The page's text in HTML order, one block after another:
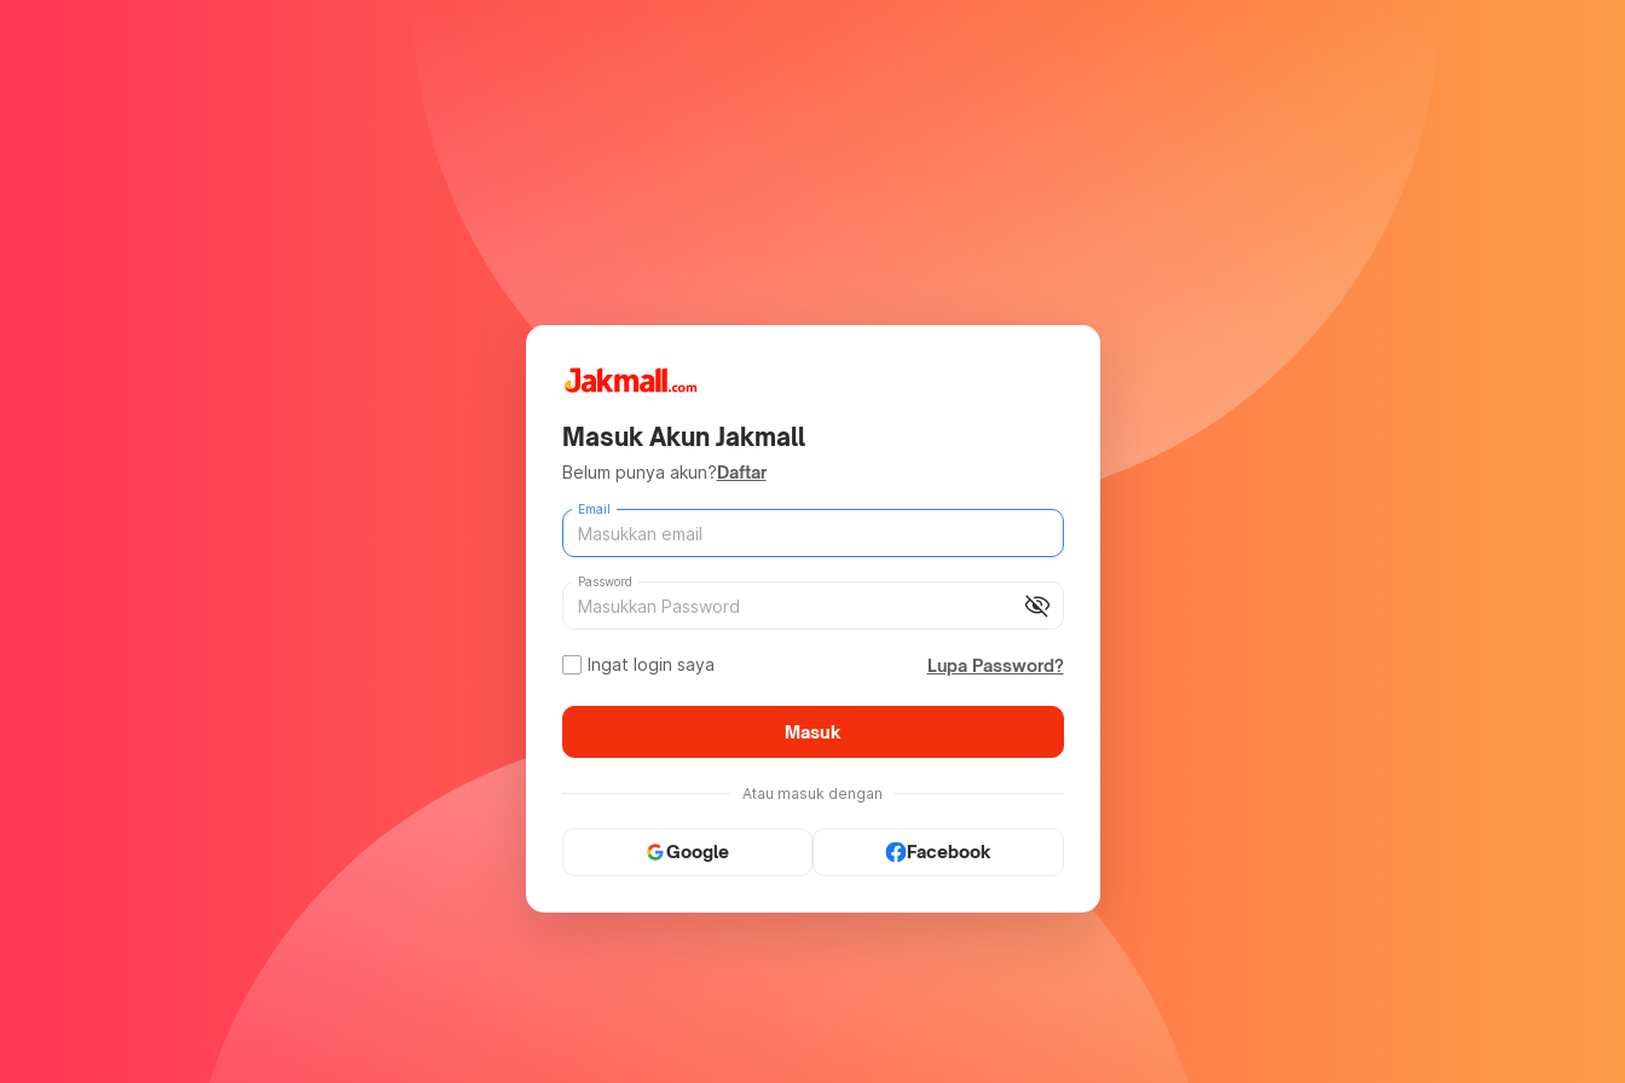
Masuk Akun Jakmall
Belum punya akun?Daftar
Email
visibility_off
Password
Ingat login saya Lupa Password?
Masuk
Atau masuk dengan
Google Facebook